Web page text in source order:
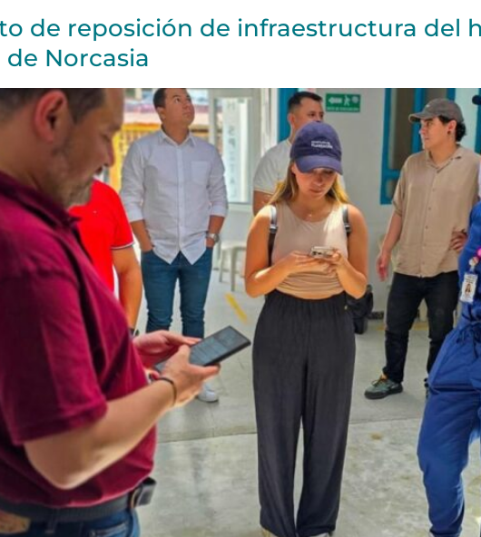
de reposición de infraestructura del
Norcasia